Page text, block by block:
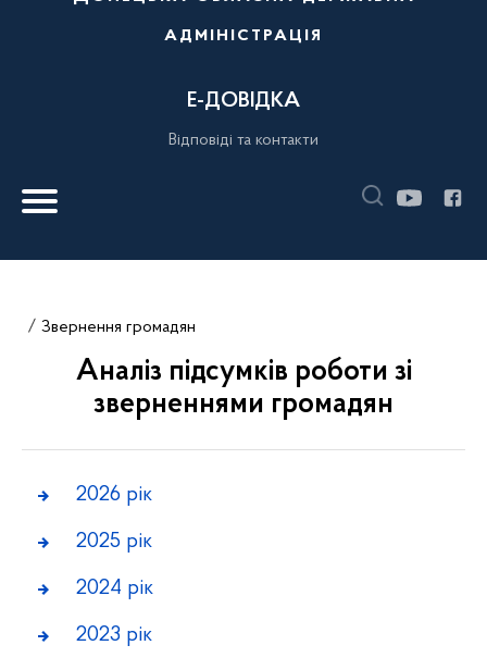
адміністрація
Е-ДОВІДКА
Відповіді та контакти
Звернення громадян
Аналіз підсумків роботи зі
зверненнями громадян
2026 рік
2025 рік
2024 рік
2023 рік